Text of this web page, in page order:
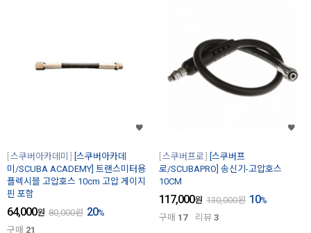
스쿠버아카데미
[스쿠버아카데
미/SCUBA ACADEMY] 트랜스미터용
플렉시블 고압호스 10cm 고압 게이지
핀 포함
64,000원 80,000원 20%
구매 21
스쿠버프로
[스쿠버프
로/SCUBAPRO] 송신기-고압호스
10CM
117,000원 130,000원 10%
구매 17 리뷰 3